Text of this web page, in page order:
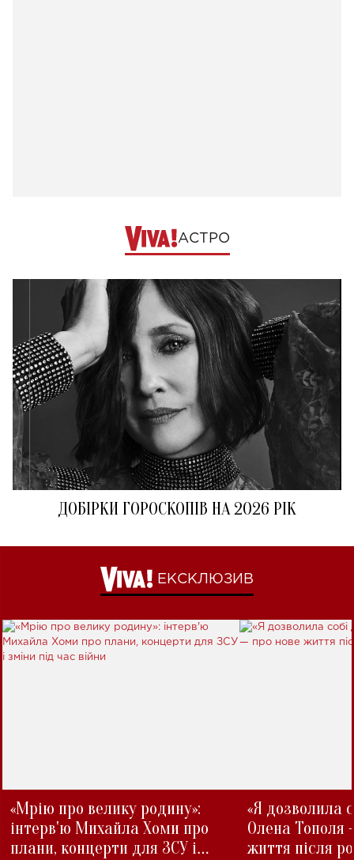
АСТРО
ДОБІРКИ ГОРОСКОПІВ НА 2026 РІК
ЕКСКЛЮЗИВ
«Мрію про велику родину»:
інтерв'ю Михайла Хоми про
плани, концерти для ЗСУ і
«Я дозволила
Олена Тополя
життя після